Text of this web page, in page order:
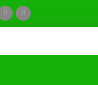
Y
o
u
e
I
n
s
r